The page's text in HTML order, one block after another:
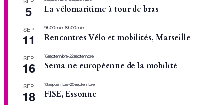
5 La vélomaritime à tour de bras
SEP
11
9 h 00 min-13 h 00 min
Rencontres Vélo et mobilités, Marseille
SEP
16
16 septembre-22 septembre
Semaine européenne de la mobilité
SEP
18
18 septembre-20 septembre
FISE, Essonne